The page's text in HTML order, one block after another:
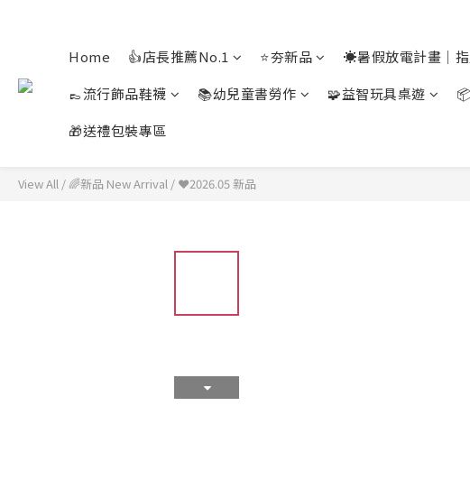
Home 👍店長推薦No.1 ⭐夯新品 ☀️暑假放電計畫｜
👞流行飾品鞋襪
📚幼兒童書勞作 🧩益智玩具桌遊
🎁送禮包裝專區
View All / 🌈新品 New Arrival / ❤️2026.05 新品